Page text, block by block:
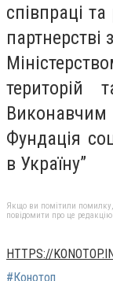
співпраці
партнерстві
територій
Виконавчим
Фундація
в Україну”
Якщо ви помітили помилку,
повідомити про це редакцію
HTTPS://
#Конотоп